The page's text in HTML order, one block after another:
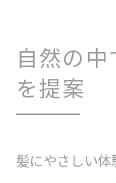
ヘア
癒しと美
髪に潤
癒しを
自然の
を提案
髪にやさしい体